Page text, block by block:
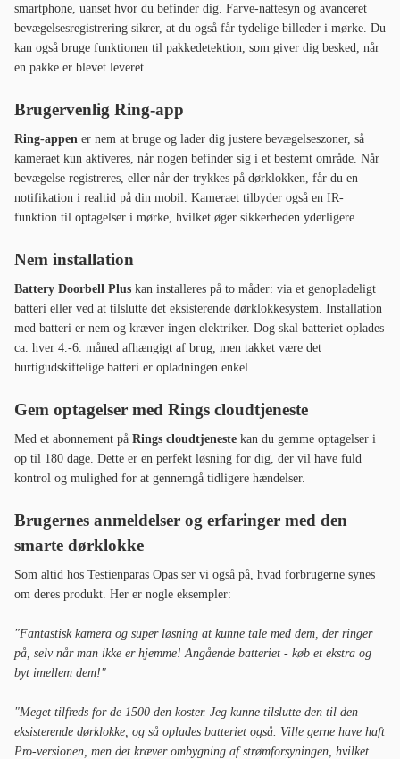
smartphone, uanset hvor du befinder dig. Farve-nattesyn og avanceret
bevægelsesregistrering sikrer, at du også får tydelige billeder i mørke. Du
kan også bruge funktionen til pakkedetektion, som giver dig besked, når
en pakke er blevet leveret.
Brugervenlig Ring-app
Ring-appen er nem at bruge og lader dig justere bevægelseszoner, så
kameraet kun aktiveres, når nogen befinder sig i et bestemt område. Når
bevægelse registreres, eller når der trykkes på dørklokken, får du en
notifikation i realtid på din mobil. Kameraet tilbyder også en IR-
funktion til optagelser i mørke, hvilket øger sikkerheden yderligere.
Nem installation
Battery Doorbell Plus kan installeres på to måder: via et genopladeligt
batteri eller ved at tilslutte det eksisterende dørklokkesystem. Installation
med batteri er nem og kræver ingen elektriker. Dog skal batteriet oplades
ca. hver 4.-6. måned afhængigt af brug, men takket være det
hurtigudskiftelige batteri er opladningen enkel.
Gem optagelser med Rings cloudtjeneste
Med et abonnement på Rings cloudtjeneste kan du gemme optagelser i
op til 180 dage. Dette er en perfekt løsning for dig, der vil have fuld
kontrol og mulighed for at gennemgå tidligere hændelser.
Brugernes anmeldelser og erfaringer med den
smarte dørklokke
Som altid hos Testienparas Opas ser vi også på, hvad forbrugerne synes
om deres produkt. Her er nogle eksempler:
"Fantastisk kamera og super løsning at kunne tale med dem, der ringer
på, selv når man ikke er hjemme! Angående batteriet - køb et ekstra og
byt imellem dem!"
"Meget tilfreds for de 1500 den koster. Jeg kunne tilslutte den til den
eksisterende dørklokke, og så oplades batteriet også. Ville gerne have haft
Pro-versionen, men det kræver ombygning af strømforsyningen, hvilket